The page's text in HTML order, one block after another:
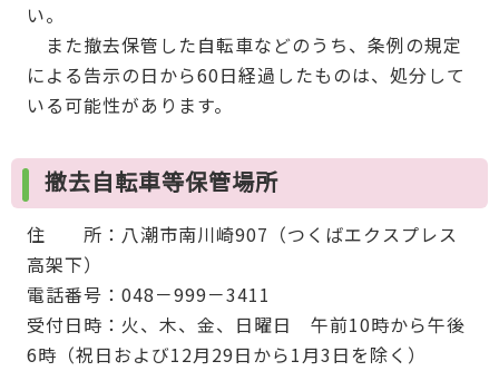
い。
また撤去保管した自転車などのうち、条例の規定
による告示の日から60日経過したものは、処分して
いる可能性があります。
撤去自転車等保管場所
住 所：八潮市南川崎907（つくばエクスプレス
高架下）
電話番号：048－999－3411
受付日時：火、木、金、日曜日 午前10時から午後
6時（祝日および12月29日から1月3日を除く）